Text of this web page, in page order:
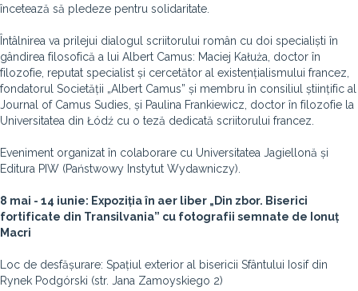
încetează să pledeze pentru solidaritate.
Întâlnirea va prilejui dialogul scriitorului român cu doi specialiști în
gândirea filosofică a lui Albert Camus: Maciej Kałuża, doctor în
filozofie, reputat specialist și cercetător al existențialismului francez,
fondatorul Societății „Albert Camus” și membru în consiliul științific al
Journal of Camus Sudies, și Paulina Frankiewicz, doctor în filozofie la
Universitatea din Łódź cu o teză dedicată scriitorului francez.
Eveniment organizat în colaborare cu Universitatea Jagiellonă și
Editura PIW (Państwowy Instytut Wydawniczy).
8 mai - 14 iunie: Expoziția în aer liber „Din zbor. Biserici
fortificate din Transilvania” cu fotografii semnate de Ionuț
Macri
Loc de desfășurare: Spațiul exterior al bisericii Sfântului Iosif din
Rynek Podgórski (str. Jana Zamoyskiego 2)